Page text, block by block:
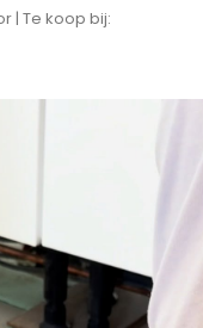
| Te koop bij: